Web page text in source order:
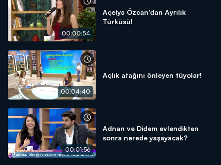
00:00:54
Açelya Özcan'dan Ayrılık
Türküsü!
00:04:40
Açlık atağını önleyen tüyolar!
00:01:56
Adnan ve Didem evlendikten
sonra nerede yaşayacak?